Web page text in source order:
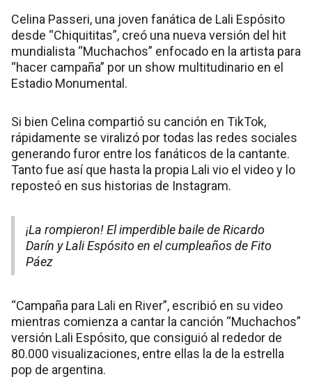
Celina Passeri, una joven fanática de Lali Espósito
desde “Chiquititas”, creó una nueva versión del hit
mundialista “Muchachos” enfocado en la artista para
“hacer campaña” por un show multitudinario en el
Estadio Monumental.
Si bien Celina compartió su canción en TikTok,
rápidamente se viralizó por todas las redes sociales
generando furor entre los fanáticos de la cantante.
Tanto fue así que hasta la propia Lali vio el video y lo
reposteó en sus historias de Instagram.
¡La rompieron! El imperdible baile de Ricardo
Darín y Lali Espósito en el cumpleaños de Fito
Páez
“Campaña para Lali en River”, escribió en su video
mientras comienza a cantar la canción “Muchachos”
versión Lali Espósito, que consiguió al rededor de
80.000 visualizaciones, entre ellas la de la estrella
pop de argentina.